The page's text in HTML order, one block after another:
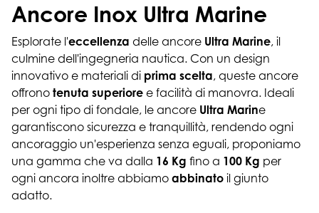
Ancore Inox Ultra Marine
Esplorate l'eccellenza delle ancore Ultra Marine, il
culmine dell'ingegneria nautica. Con un design
innovativo e materiali di prima scelta, queste ancore
offrono tenuta superiore e facilità di manovra. Ideali
per ogni tipo di fondale, le ancore Ultra Marine
garantiscono sicurezza e tranquillità, rendendo ogni
ancoraggio un'esperienza senza eguali, proponiamo
una gamma che va dalla 16 Kg fino a 100 Kg per
ogni ancora inoltre abbiamo abbinato il giunto
adatto.